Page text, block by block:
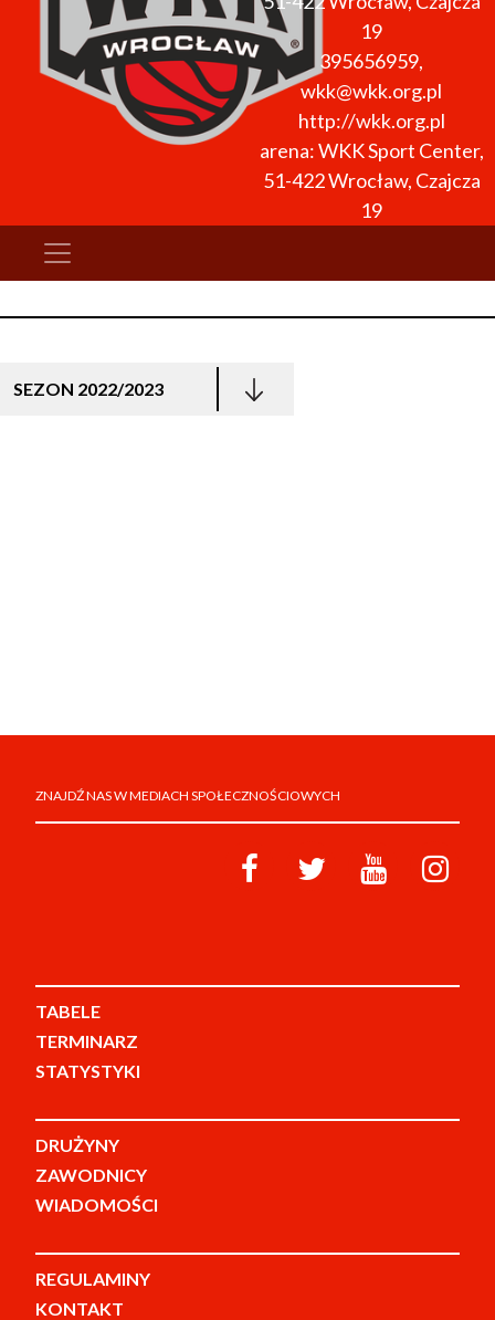
19
395656959,
wkk@wkk.org.pl
http://wkk.org.pl
arena: WKK Sport Center,
51-422 Wrocław, Czajcza
19
SEZON 2022/2023
ZNAJDŹ NAS W MEDIACH SPOŁECZNOŚCIOWYCH
TABELE
TERMINARZ
STATYSTYKI
DRUŻYNY
ZAWODNICY
WIADOMOŚCI
REGULAMINY
KONTAKT